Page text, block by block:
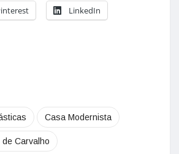
LinkedIn
Casa Modernista
de Carvalho